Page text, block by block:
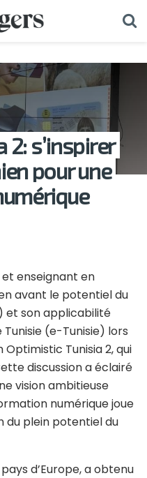
2: s’inspirer
pour une
enseignant en
avant le potentiel du
et son applicabilité
(e-Tunisie) lors
Tunisia 2, qui
discussion a éclairé
vision ambitieuse
numérique joue
du plein potentiel du
d’Europe, a obtenu